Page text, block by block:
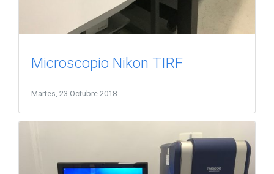
Microscopio Nikon TIRF
Martes, 23 Octubre 2018